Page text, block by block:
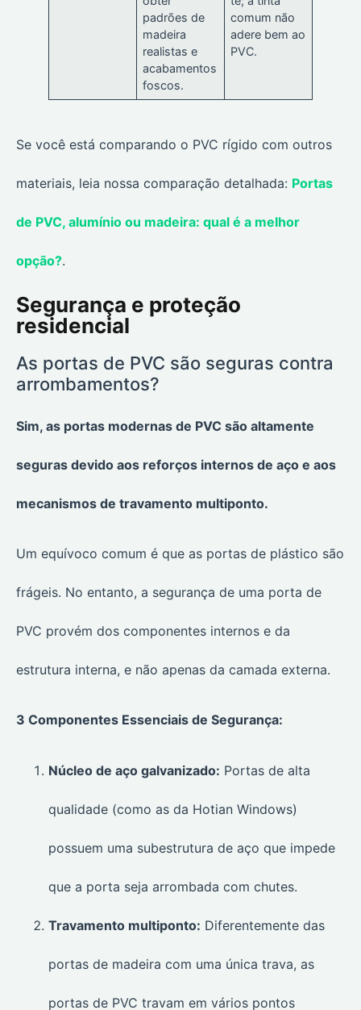
padrões de
madeira
realistas e
acabamentos
foscos.
comum não
adere bem ao
PVC.
Se você está comparando o PVC rígido com outros
materiais, leia nossa comparação detalhada: Portas
de PVC, alumínio ou madeira: qual é a melhor
opção?.
Segurança e proteção
residencial
As portas de PVC são seguras contra
arrombamentos?
Sim, as portas modernas de PVC são altamente
seguras devido aos reforços internos de aço e aos
mecanismos de travamento multiponto.
Um equívoco comum é que as portas de plástico são
frágeis. No entanto, a segurança de uma porta de
PVC provém dos componentes internos e da
estrutura interna, e não apenas da camada externa.
3 Componentes Essenciais de Segurança:
Núcleo de aço galvanizado: Portas de alta
qualidade (como as da Hotian Windows)
possuem uma subestrutura de aço que impede
que a porta seja arrombada com chutes.
Travamento multiponto: Diferentemente das
portas de madeira com uma única trava, as
portas de PVC travam em vários pontos